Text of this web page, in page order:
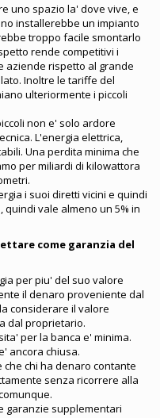
uno spazio la' dove vive, e
installerebbe un impianto
troppo facile smontarlo
rende competitivi i
aziende rispetto al grande
Inoltre le tariffe del
ulteriormente i piccoli
non e' solo ardore
L'energia elettrica,
Una perdita minima che
per miliardi di kilowattora
i suoi diretti vicini e quindi
vale almeno un 5% in
come garanzia del
per piu' del suo valore
il denaro proveniente dal
considerare il valore
dal proprietario.
per la banca e' minima.
ancora chiusa.
chi ha denaro contante
senza ricorrere alla
garanzie supplementari